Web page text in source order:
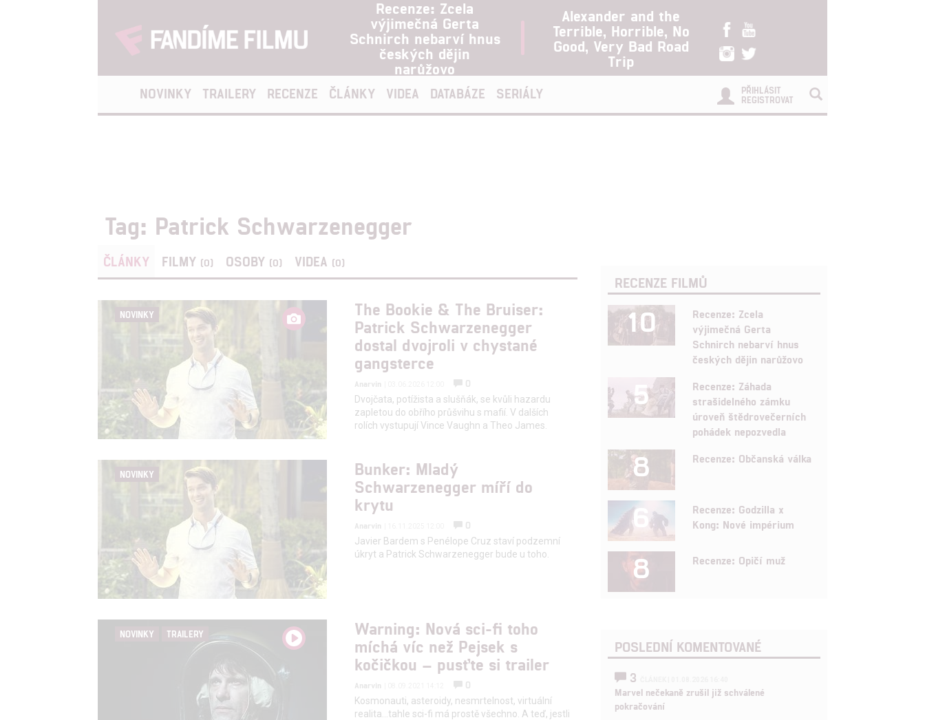
Recenze: Zcela
výjimečná Gerta
Schnirch nebarví hnus
českých dějin
narůžovo
Alexander and the
Terrible, Horrible, No
Good, Very Bad Road
Trip
NOVINKY TRAILERY RECENZE ČLÁNKY VIDEA DATABÁZE SERIÁLY
PŘIHLÁSIT
REGISTROVAT
Tag: Patrick Schwarzenegger
ČLÁNKY FILMY (0) OSOBY (0) VIDEA (0)
NOVINKY
The Bookie & The Bruiser:
Patrick Schwarzenegger
dostal dvojroli v chystané
gangsterce
Anarvin
0
Dvojčata, potížista a slušňák, se kvůli hazardu
zapletou do obřího průšvihu s mafií. V dalších
rolích vystupují Vince Vaughn a Theo James.
NOVINKY
Bunker: Mladý
Schwarzenegger míří do
krytu
Anarvin
0
Javier Bardem s Penélope Cruz staví podzemní
úkryt a Patrick Schwarzenegger bude u toho.
NOVINKY TRAILERY
Warning: Nová sci-fi toho
míchá víc než Pejsek s
kočičkou – pusťte si trailer
Anarvin
0
Kosmonauti, asteroidy, nesmrtelnost, virtuální
realita...tahle sci-fi má prostě všechno. A teď, jestli
RECENZE FILMŮ
10
Recenze: Zcela
výjimečná Gerta
Schnirch nebarví hnus
českých dějin narůžovo
5
Recenze: Záhada
strašidelného zámku
úroveň štědrovečerních
pohádek nepozvedla
8 Recenze: Občanská válka
6
Recenze: Godzilla x
Kong: Nové impérium
8 Recenze: Opičí muž
POSLEDNÍ KOMENTOVANÉ
3
Marvel nečekaně zrušil již schválené
pokračování